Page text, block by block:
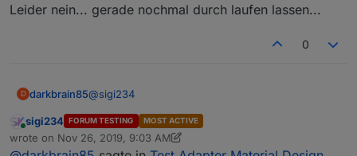
Ich habe leider keine neuen Widgets in VIS
verfügbar. Beim hinzufügen erhalten ich
iobroker stop vis
iobroker upload vis
Leider nein... gerade nochmal durch laufen lassen...
0
D darkbrain85@sigi234
Leider nein... gerade nochmal durch laufen
lassen...
Online
sigi234 FORUM TESTING MOST ACTIVE
wrote on Nov 26, 2019, 9:03 AM
last edited by sigi234Nov 26, 2019, 10:09 AM